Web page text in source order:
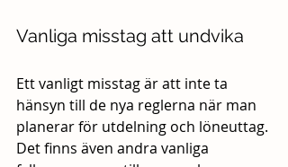
Vanliga misstag att undvika
Ett vanligt misstag är att inte ta
hänsyn till de nya reglerna när man
planerar för utdelning och löneuttag.
Det finns även andra vanliga